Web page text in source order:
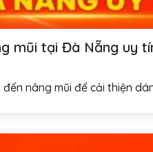
mũi tại Đà Nẵng uy
nâng mũi để cải thiện